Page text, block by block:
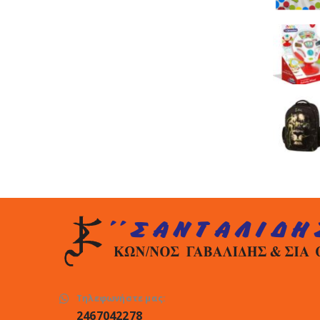
Τηλεφωνήστε μας:
2467042278